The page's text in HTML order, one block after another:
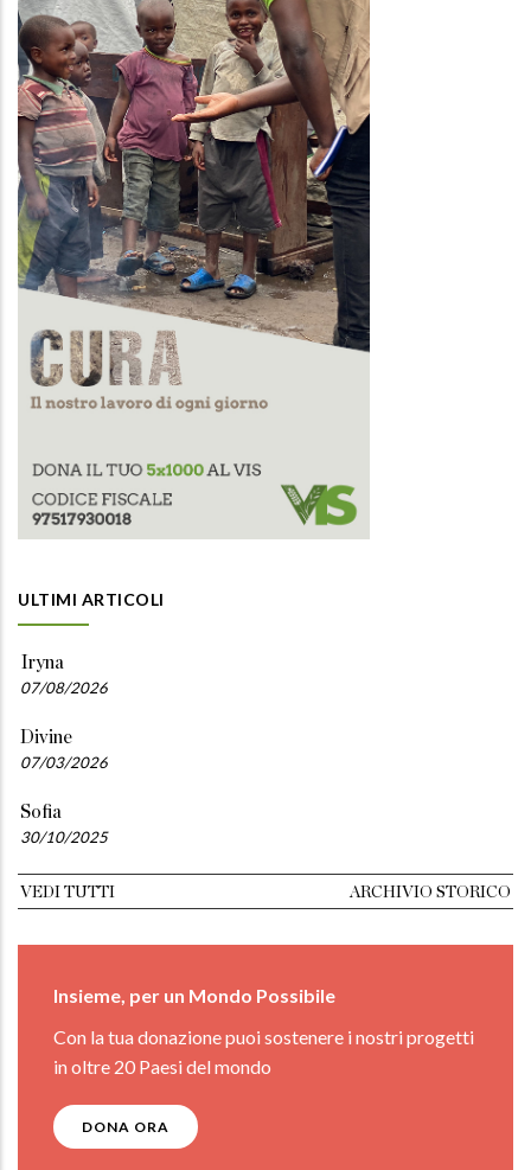
ULTIMI ARTICOLI
Iryna
07/08/2026
Divine
07/03/2026
Sofia
30/10/2025
VEDI TUTTI ARCHIVIO STORICO
Insieme, per un Mondo Possibile
Con la tua donazione puoi sostenere i nostri progetti
in oltre 20 Paesi del mondo
DONA ORA